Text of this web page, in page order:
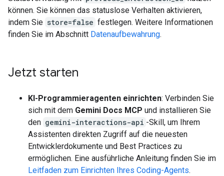
können. Sie können das statuslose Verhalten aktivieren,
indem Sie store=false festlegen. Weitere Informationen
finden Sie im Abschnitt Datenaufbewahrung.
Jetzt starten
KI-Programmieragenten einrichten: Verbinden Sie
sich mit dem Gemini Docs MCP und installieren Sie
den gemini-interactions-api -Skill, um Ihrem
Assistenten direkten Zugriff auf die neuesten
Entwicklerdokumente und Best Practices zu
ermöglichen. Eine ausführliche Anleitung finden Sie im
Leitfaden zum Einrichten Ihres Coding-Agents.